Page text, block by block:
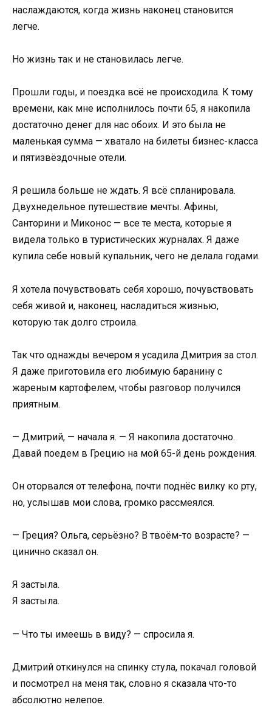
наслаждаются, когда жизнь наконец становится
легче.
Но жизнь так и не становилась легче.
Прошли годы, и поездка всё не происходила. К тому
времени, как мне исполнилось почти 65, я накопила
достаточно денег для нас обоих. И это была не
маленькая сумма — хватало на билеты бизнес-класса
и пятизвёздочные отели.
Я решила больше не ждать. Я всё спланировала.
Двухнедельное путешествие мечты. Афины,
Санторини и Миконос — все те места, которые я
видела только в туристических журналах. Я даже
купила себе новый купальник, чего не делала годами.
Я хотела почувствовать себя хорошо, почувствовать
себя живой и, наконец, насладиться жизнью,
которую так долго строила.
Так что однажды вечером я усадила Дмитрия за стол.
Я даже приготовила его любимую баранину с
жареным картофелем, чтобы разговор получился
приятным.
— Дмитрий, — начала я. — Я накопила достаточно.
Давай поедем в Грецию на мой 65-й день рождения.
Он оторвался от телефона, почти поднёс вилку ко рту,
но, услышав мои слова, громко рассмеялся.
— Греция? Ольга, серьёзно? В твоём-то возрасте? —
цинично сказал он.
Я застыла.
Я застыла.
— Что ты имеешь в виду? — спросила я.
Дмитрий откинулся на спинку стула, покачал головой
и посмотрел на меня так, словно я сказала что-то
абсолютно нелепое.